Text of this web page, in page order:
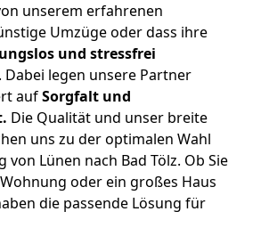
unserem erfahrenen
Umzüge oder dass ihre
und stressfrei
legen unsere Partner
aufSorgfalt und
Die Qualität und unser breite
uns zu der optimalen Wahl
Lünen nach Bad Tölz. Ob Sie
oder ein großes Haus
die passende Lösung für